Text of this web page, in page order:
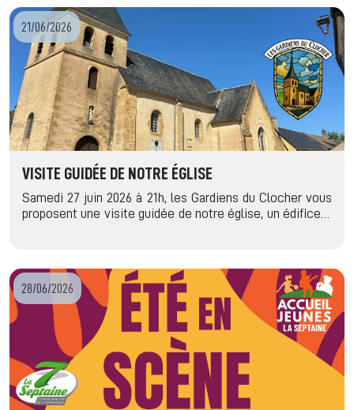
21/06/2026
VISITE GUIDÉE DE NOTRE ÉGLISE
Samedi 27 juin 2026 à 21h, les Gardiens du Clocher vous
proposent une visite guidée de notre église, un édifice…
28/06/2026